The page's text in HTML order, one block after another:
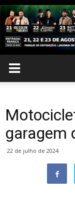
garagem
22 de julho de 2024